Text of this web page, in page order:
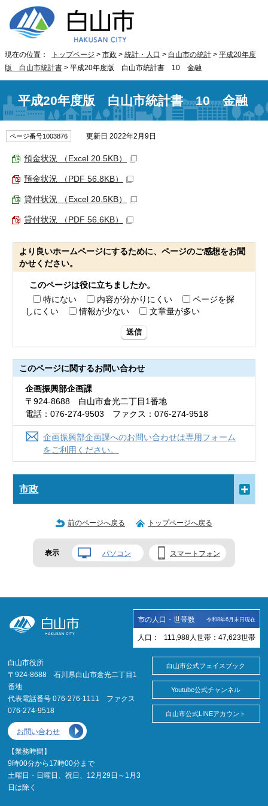
現在の位置： トップページ > 市政 > 統計・人口 > 白山市の統計 > 平成20年度
版 白山市統計書 > 平成20年度版 白山市統計書 10 金融
平成20年度版 白山市統計書 10 金融
ページ番号1003876 更新日 2022年2月9日
預金状況 （Excel 20.5KB）
預金状況 （PDF 56.8KB）
貸付状況 （Excel 20.5KB）
貸付状況 （PDF 56.6KB）
より良いホームページにするために、ページのご感想をお聞
かせください。
このページは役に立ちましたか。
特にない
内容が分かりにくい
ページを探
しにくい
情報が少ない 文章量が多い
送信
このページに関するお問い合わせ
企画振興部企画課
〒924-8688 白山市倉光二丁目1番地
電話：076-274-9503 ファクス：076-274-9518
企画振興部企画課へのお問い合わせは専用フォーム
をご利用ください。
市政
前のページへ戻る トップページへ戻る
表示 パソコン スマートフォン
市の人口・世帯数 令和8年6月末日現在
人口： 111,988 人 世帯： 47,623世帯
白山市役所
〒924-8688 石川県白山市倉光二丁目1
番地
代表電話番号 076-276-1111 ファクス
076-274-9518
お問い合わせ
【業務時間】
9時00分から17時00分まで
土曜日・日曜日、祝日、12月29日～1月3
日は除く
白山市公式フェイスブック
Youtube公式チャンネル
白山市公式LINEアカウント